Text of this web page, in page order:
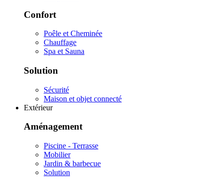
Confort
Poêle et Cheminée
Chauffage
Spa et Sauna
Solution
Sécurité
Maison et objet connecté
Extérieur
Aménagement
Piscine - Terrasse
Mobilier
Jardin & barbecue
Solution